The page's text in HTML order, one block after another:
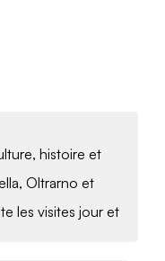
histoire et
Oltrarno et
les visites jour et